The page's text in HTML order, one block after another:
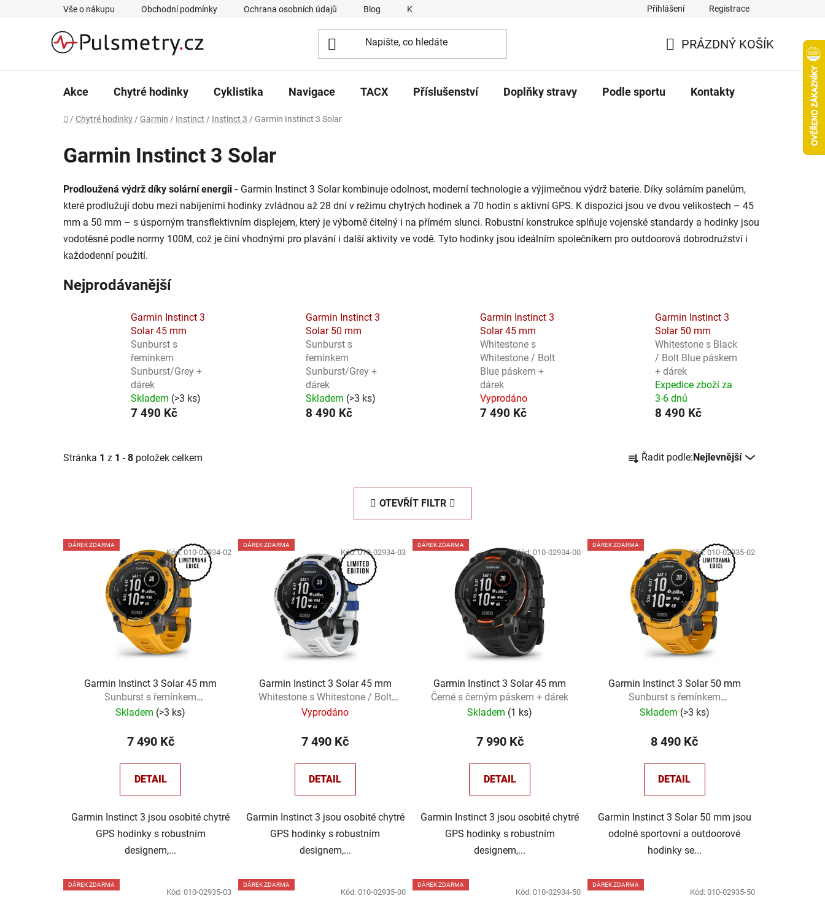
Vše o nákupu Obchodní podmínky Ochrana osobních údajů Blog Kontakty Přihlášení Registrace
KOŠÍK
PRÁZDNÝ KOŠÍK
Akce Chytré hodinky Cyklistika Navigace TACX Příslušenství Doplňky stravy Podle sportu Kontakty
Domů
/ Chytré hodinky / Garmin / Instinct / Instinct 3 / Garmin Instinct 3 Solar
Garmin Instinct 3 Solar
Prodloužená výdrž díky solární energii - Garmin Instinct 3 Solar kombinuje odolnost, moderní technologie a výjimečnou výdrž baterie. Díky solárním panelům,
které prodlužují dobu mezi nabíjeními hodinky zvládnou až 28 dní v režimu chytrých hodinek a 70 hodin s aktivní GPS. K dispozici jsou ve dvou velikostech – 45
mm a 50 mm – s úsporným transflektivním displejem, který je výborně čitelný i na přímém slunci. Robustní konstrukce splňuje vojenské standardy a hodinky jsou
vodotěsné podle normy 100M, což je činí vhodnými pro plavání i další aktivity ve vodě. Tyto hodinky jsou ideálním společníkem pro outdoorová dobrodružství i
každodenní použití.
Nejprodávanější
Garmin Instinct 3
Solar 45 mm
Sunburst s
řemínkem
Sunburst/Grey +
dárek
Skladem (>3 ks)
7 490 Kč
Garmin Instinct 3
Solar 50 mm
Sunburst s
řemínkem
Sunburst/Grey +
dárek
Skladem (>3 ks)
8 490 Kč
Garmin Instinct 3
Solar 45 mm
Whitestone s
Whitestone / Bolt
Blue páskem +
dárek
Vyprodáno
7 490 Kč
Garmin Instinct 3
Solar 50 mm
Whitestone s Black
/ Bolt Blue páskem
+ dárek
Expedice zboží za
3-6 dnů
8 490 Kč
Stránka 1 z 1 -8 položek celkem
a
p
o
d
u
Řadit podle: Nejlevnější
OTEVŘÍT FILTR
V
ý
DÁREK ZDARMA
Garmin Instinct 3 Solar 45 mm
Sunburst s řemínkem
Sunburst/Grey + dárek
Skladem (>3 ks)
7 490 Kč
DETAIL
Garmin Instinct 3 jsou osobité chytré
GPS hodinky s robustním
designem,...
Kód:010-02934-02
DÁREK ZDARMA
Garmin Instinct 3 Solar 45 mm
Whitestone s Whitestone / Bolt
Blue páskem + dárek
Vyprodáno
7 490 Kč
DETAIL
Garmin Instinct 3 jsou osobité chytré
GPS hodinky s robustním
designem,...
Kód:010-02934-03
DÁREK ZDARMA
Garmin Instinct 3 Solar 45 mm
Černé s černým páskem + dárek
Skladem (1 ks)
7 990 Kč
DETAIL
Garmin Instinct 3 jsou osobité chytré
GPS hodinky s robustním
designem,...
Kód: 010-02934-00
DÁREK ZDARMA
Garmin Instinct 3 Solar 50 mm
Sunburst s řemínkem
Sunburst/Grey + dárek
Skladem (>3 ks)
8 490 Kč
DETAIL
Garmin Instinct 3 Solar 50 mm jsou
odolné sportovní a outdoorové
hodinky se...
Kód:010-02935-02
DÁREK ZDARMA
Kód: 010-02935-03
DÁREK ZDARMA
Kód: 010-02935-00
DÁREK ZDARMA
Kód: 010-02934-50
DÁREK ZDARMA
Kód: 010-02935-50